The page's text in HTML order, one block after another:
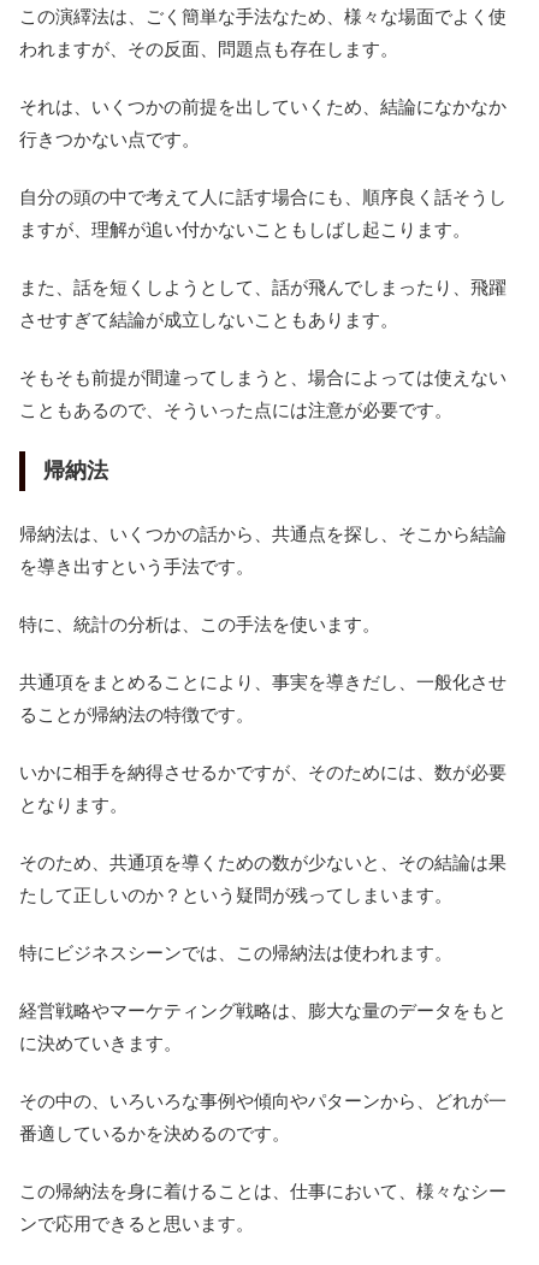
この演繹法は、ごく簡単な手法なため、様々な場面でよく使
われますが、その反面、問題点も存在します。
それは、いくつかの前提を出していくため、結論になかなか
行きつかない点です。
自分の頭の中で考えて人に話す場合にも、順序良く話そうし
ますが、理解が追い付かないこともしばし起こります。
また、話を短くしようとして、話が飛んでしまったり、飛躍
させすぎて結論が成立しないこともあります。
そもそも前提が間違ってしまうと、場合によっては使えない
こともあるので、そういった点には注意が必要です。
帰納法
帰納法は、いくつかの話から、共通点を探し、そこから結論
を導き出すという手法です。
特に、統計の分析は、この手法を使います。
共通項をまとめることにより、事実を導きだし、一般化させ
ることが帰納法の特徴です。
いかに相手を納得させるかですが、そのためには、数が必要
となります。
そのため、共通項を導くための数が少ないと、その結論は果
たして正しいのか？という疑問が残ってしまいます。
特にビジネスシーンでは、この帰納法は使われます。
経営戦略やマーケティング戦略は、膨大な量のデータをもと
に決めていきます。
その中の、いろいろな事例や傾向やパターンから、どれが一
番適しているかを決めるのです。
この帰納法を身に着けることは、仕事において、様々なシー
ンで応用できると思います。